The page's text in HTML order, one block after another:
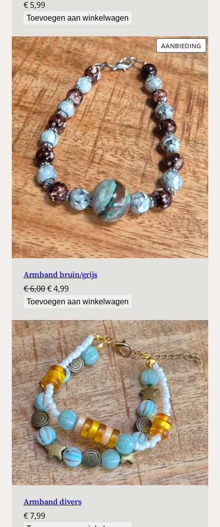
€ 5,99
Toevoegen aan winkelwagen
AANBIEDING
IN
DE
Armband bruin/grijs
€6,00Oorspronkelijke
prijs
€ 6,00.
€4,99Huidige
prijs
€ 4,99.
Toevoegen aan winkelwagen
Armband divers
€7,99